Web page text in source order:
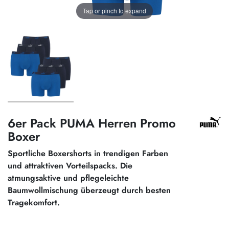
Tap or pinch to expand
6er Pack PUMA Herren Promo
Boxer
Sportliche Boxershorts in trendigen Farben
und attraktiven Vorteilspacks. Die
atmungsaktive und pflegeleichte
Baumwollmischung überzeugt durch besten
Tragekomfort.